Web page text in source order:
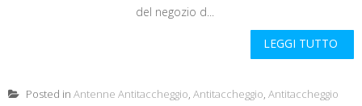
del negozio d...
LEGGI TUTTO
Posted in Antenne Antitaccheggio, Antitaccheggio, Antitaccheggio